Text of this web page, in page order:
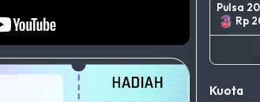
Pulsa
Rp
Kuota